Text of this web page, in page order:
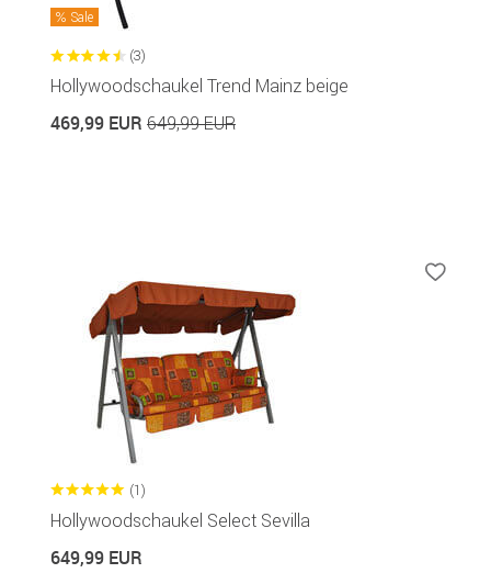
Sale
(3)
Hollywoodschaukel Trend Mainz beige
469,99 EUR 649,99 EUR
(1)
Hollywoodschaukel Select Sevilla
649,99 EUR